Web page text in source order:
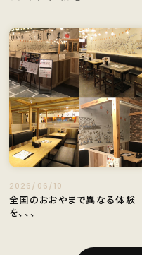
2026/06/10
全国のおおやまで異なる体験
を、、、